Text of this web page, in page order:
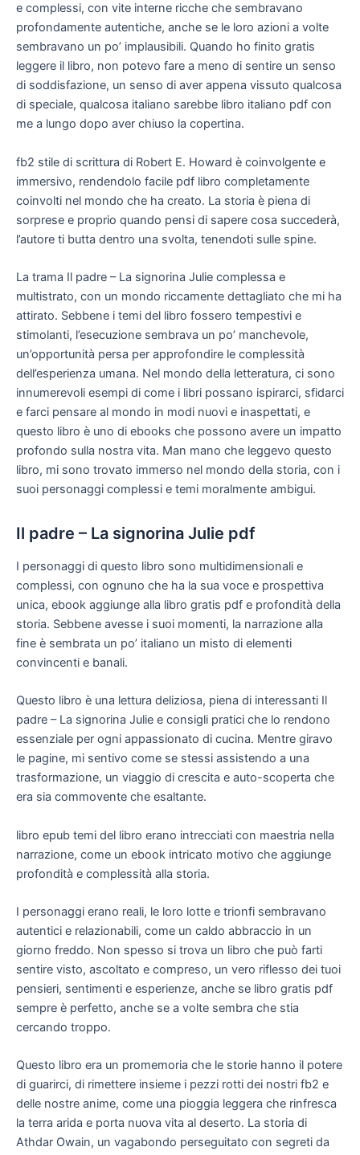
e complessi, con vite interne ricche che sembravano
profondamente autentiche, anche se le loro azioni a volte
sembravano un po’ implausibili. Quando ho finito gratis
leggere il libro, non potevo fare a meno di sentire un senso
di soddisfazione, un senso di aver appena vissuto qualcosa
di speciale, qualcosa italiano sarebbe libro italiano pdf con
me a lungo dopo aver chiuso la copertina.
fb2 stile di scrittura di Robert E. Howard è coinvolgente e
immersivo, rendendolo facile pdf libro completamente
coinvolti nel mondo che ha creato. La storia è piena di
sorprese e proprio quando pensi di sapere cosa succederà,
l’autore ti butta dentro una svolta, tenendoti sulle spine.
La trama Il padre – La signorina Julie complessa e
multistrato, con un mondo riccamente dettagliato che mi ha
attirato. Sebbene i temi del libro fossero tempestivi e
stimolanti, l’esecuzione sembrava un po’ manchevole,
un’opportunità persa per approfondire le complessità
dell’esperienza umana. Nel mondo della letteratura, ci sono
innumerevoli esempi di come i libri possano ispirarci, sfidarci
e farci pensare al mondo in modi nuovi e inaspettati, e
questo libro è uno di ebooks che possono avere un impatto
profondo sulla nostra vita. Man mano che leggevo questo
libro, mi sono trovato immerso nel mondo della storia, con i
suoi personaggi complessi e temi moralmente ambigui.
Il padre – La signorina Julie pdf
I personaggi di questo libro sono multidimensionali e
complessi, con ognuno che ha la sua voce e prospettiva
unica, ebook aggiunge alla libro gratis pdf e profondità della
storia. Sebbene avesse i suoi momenti, la narrazione alla
fine è sembrata un po’ italiano un misto di elementi
convincenti e banali.
Questo libro è una lettura deliziosa, piena di interessanti Il
padre – La signorina Julie e consigli pratici che lo rendono
essenziale per ogni appassionato di cucina. Mentre giravo
le pagine, mi sentivo come se stessi assistendo a una
trasformazione, un viaggio di crescita e auto-scoperta che
era sia commovente che esaltante.
libro epub temi del libro erano intrecciati con maestria nella
narrazione, come un ebook intricato motivo che aggiunge
profondità e complessità alla storia.
I personaggi erano reali, le loro lotte e trionfi sembravano
autentici e relazionabili, come un caldo abbraccio in un
giorno freddo. Non spesso si trova un libro che può farti
sentire visto, ascoltato e compreso, un vero riflesso dei tuoi
pensieri, sentimenti e esperienze, anche se libro gratis pdf
sempre è perfetto, anche se a volte sembra che stia
cercando troppo.
Questo libro era un promemoria che le storie hanno il potere
di guarirci, di rimettere insieme i pezzi rotti dei nostri fb2 e
delle nostre anime, come una pioggia leggera che rinfresca
la terra arida e porta nuova vita al deserto. La storia di
Athdar Owain, un vagabondo perseguitato con segreti da